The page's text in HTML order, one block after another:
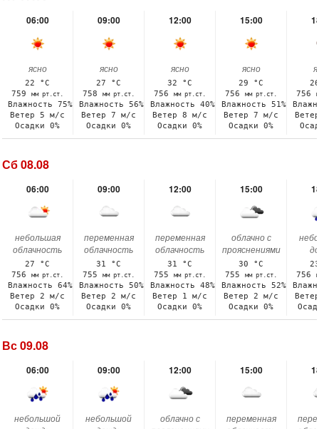
06:00
ясно
22 °C
759 мм рт.ст.
Влажность 75%
Ветер 5 м/с
Осадки 0%
09:00
ясно
27 °C
758 мм рт.ст.
Влажность 56%
Ветер 7 м/с
Осадки 0%
12:00
ясно
32 °C
756 мм рт.ст.
Влажность 40%
Ветер 8 м/с
Осадки 0%
15:00
ясно
29 °C
756 мм рт.ст.
Влажность 51%
Ветер 7 м/с
Осадки 0%
756
Сб 08.08
06:00
небольшая
облачность
27 °C
756 мм рт.ст.
Влажность 64%
Ветер 2 м/с
Осадки 0%
09:00
переменная
облачность
31 °C
755 мм рт.ст.
Влажность 50%
Ветер 2 м/с
Осадки 0%
12:00
переменная
облачность
31 °C
755 мм рт.ст.
Влажность 48%
Ветер 1 м/с
Осадки 0%
15:00
облачно с
прояснениями
30 °C
755 мм рт.ст.
Влажность 52%
Ветер 2 м/с
Осадки 0%
756
Вс 09.08
06:00
небольшой
09:00
небольшой
12:00
облачно с
15:00
переменная